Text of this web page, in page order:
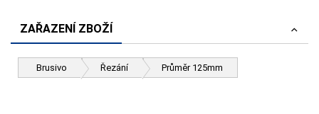
ZAŘAZENÍ ZBOŽÍ
Brusivo Řezání Průměr 125mm